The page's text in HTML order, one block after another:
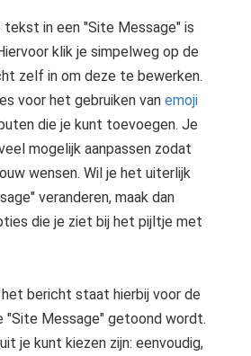
tekst in een "Site Message" is
klik je simpelweg op de
zelf in om deze te bewerken.
voor het gebruiken van emoji
die je kunt toevoegen. Je
mogelijk aanpassen zodat
wensen. Wil je het uiterlijk
veranderen, maak dan
die je ziet bij het pijltje met
bericht staat hierbij voor de
"Site Message" getoond wordt.
je kunt kiezen zijn: eenvoudig,